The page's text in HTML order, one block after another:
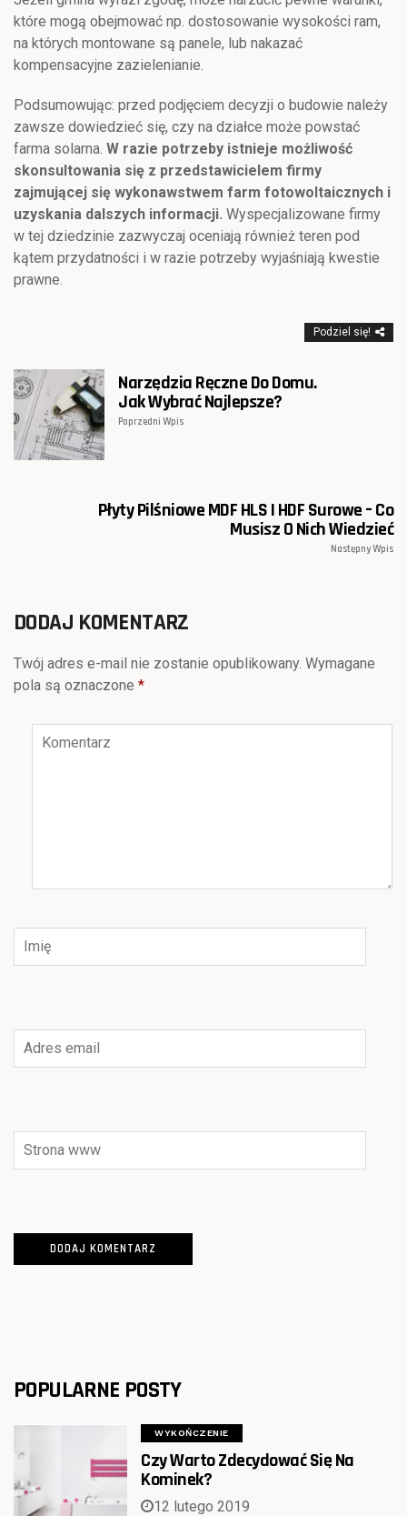
które mogą obejmować np. dostosowanie wysokości ram,
na których montowane są panele, lub nakazać
kompensacyjne zazielenianie.
Podsumowując: przed podjęciem decyzji o budowie należy
zawsze dowiedzieć się, czy na działce może powstać
farma solarna. W razie potrzeby istnieje możliwość
skonsultowania się z przedstawicielem firmy
zajmującej się wykonawstwem farm fotowoltaicznych i
uzyskania dalszych informacji. Wyspecjalizowane firmy
w tej dziedzinie zazwyczaj oceniają również teren pod
kątem przydatności i w razie potrzeby wyjaśniają kwestie
prawne.
Podziel się!
Narzędzia Ręczne Do Domu.
Jak Wybrać Najlepsze?
Poprzedni Wpis
Płyty Pilśniowe MDF HLS I HDF Surowe – Co
Musisz O Nich Wiedzieć
Następny Wpis
DODAJ KOMENTARZ
Twój adres e-mail nie zostanie opublikowany. Wymagane
pola są oznaczone *
POPULARNE POSTY
WYKOŃCZENIE
Czy Warto Zdecydować Się Na
Kominek?
12 lutego 2019